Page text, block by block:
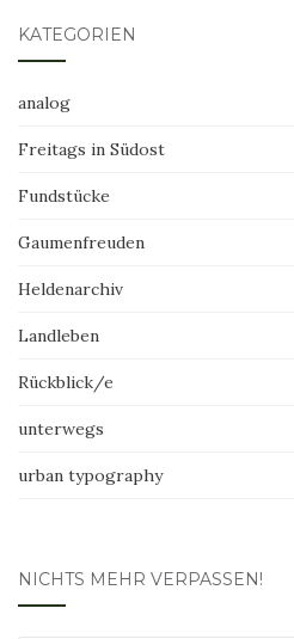
KATEGORIEN
analog
Freitags in Südost
Fundstücke
Gaumenfreuden
Heldenarchiv
Landleben
Rückblick/e
unterwegs
urban typography
NICHTS MEHR VERPASSEN!